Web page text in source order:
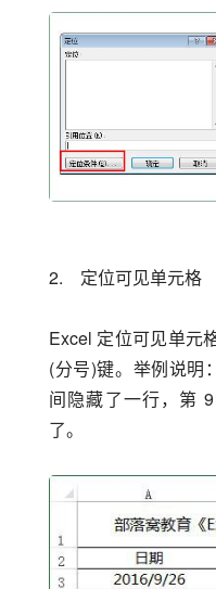
2.　定位可见单元格
Excel 定位可见单元
(分号)键。举例说明
间隐藏了一行，第
了。